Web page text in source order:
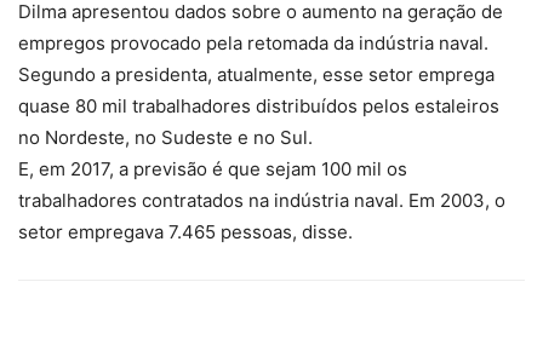
Dilma apresentou dados sobre o aumento na geração de
empregos provocado pela retomada da indústria naval.
Segundo a presidenta, atualmente, esse setor emprega
quase 80 mil trabalhadores distribuídos pelos estaleiros
no Nordeste, no Sudeste e no Sul.
E, em 2017, a previsão é que sejam 100 mil os
trabalhadores contratados na indústria naval. Em 2003, o
setor empregava 7.465 pessoas, disse.